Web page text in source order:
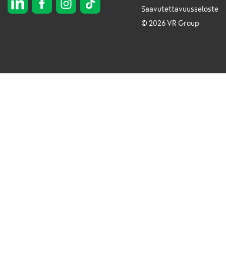
Saavutettavuusseloste
© 2026 VR Group